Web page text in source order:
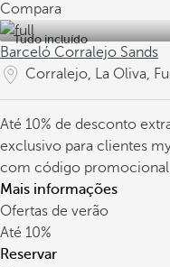
Compara
Tudo incluído
Barceló Corralejo Sands
Corralejo, La Oliva,
Até 10% de desconto
exclusivo para clientes
com código promocional
Mais informações
Ofertas de verão
Até 10%
Reservar